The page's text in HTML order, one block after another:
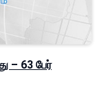
– 63 பேர்